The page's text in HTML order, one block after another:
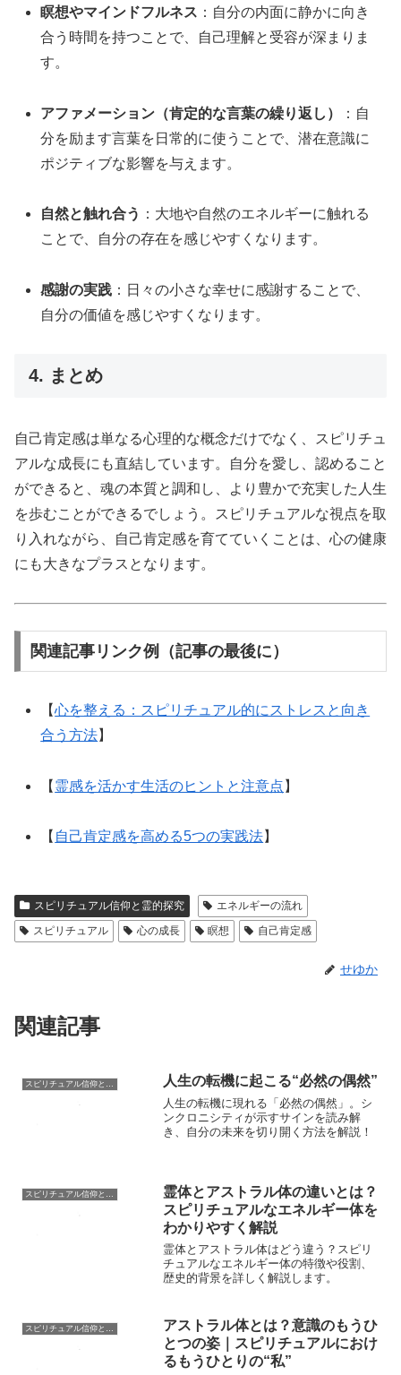
瞑想やマインドフルネス ：自分の内面に静かに向き
合う時間を持つことで、自己理解と受容が深まりま
す。
アファメーション（肯定的な言葉の繰り返し）
：自
分を励ます言葉を日常的に使うことで、潜在意識に
ポジティブな影響を与えます。
自然と触れ合う ：大地や自然のエネルギーに触れる
ことで、自分の存在を感じやすくなります。
感謝の実践 ：日々の小さな幸せに感謝することで、
自分の価値を感じやすくなります。
4. まとめ
自己肯定感は単なる心理的な概念だけでなく、スピリチュ
アルな成長にも直結しています。自分を愛し、認めること
ができると、魂の本質と調和し、より豊かで充実した人生
を歩むことができるでしょう。スピリチュアルな視点を取
り入れながら、自己肯定感を育てていくことは、心の健康
にも大きなプラスとなります。
関連記事リンク例（記事の最後に）
【心を整える：スピリチュアル的にストレスと向き
合う方法】
【 霊感を活かす生活のヒントと注意点 】
【 自己肯定感を高める5つの実践法】
スピリチュアル信仰と霊的探究
エネルギーの流れ
スピリチュアル
心の成長 瞑想 自己肯定感
せゆか
関連記事
人生の転機に起こる“必然の偶然”
人生の転機に現れる「必然の偶然」。シ
ンクロニシティが示すサインを読み解
き、自分の未来を切り開く方法を解説！
スピリチュアル信仰と霊的探究
霊体とアストラル体の違いとは？
スピリチュアルなエネルギー体を
わかりやすく解説
霊体とアストラル体はどう違う？スピリ
チュアルなエネルギー体の特徴や役割、
歴史的背景を詳しく解説します。
アストラル体とは？意識のもうひ
とつの姿｜スピリチュアルにおけ
るもうひとりの“私”